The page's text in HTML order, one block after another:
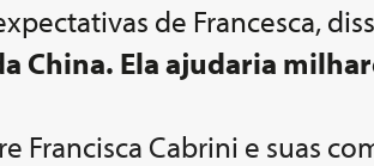
de Francesca,
China. Ela ajudaria
Francisca Cabrini e suas